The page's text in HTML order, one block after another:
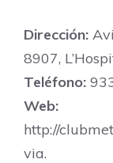
Dirección:
8907,
Teléfono:
Web:
http://
via.